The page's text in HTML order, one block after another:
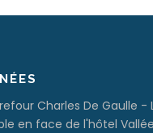
Charles De Gaulle
en face de l'hôtel Vallée